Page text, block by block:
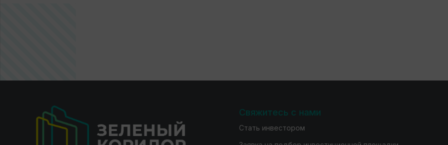
Свяжитесь с нами
Стать инвестором